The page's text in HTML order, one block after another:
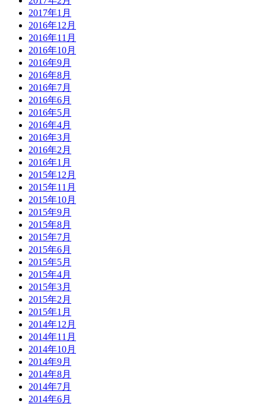
2017年1月
2016年12月
2016年11月
2016年10月
2016年9月
2016年8月
2016年7月
2016年6月
2016年5月
2016年4月
2016年3月
2016年2月
2016年1月
2015年12月
2015年11月
2015年10月
2015年9月
2015年8月
2015年7月
2015年6月
2015年5月
2015年4月
2015年3月
2015年2月
2015年1月
2014年12月
2014年11月
2014年10月
2014年9月
2014年8月
2014年7月
2014年6月